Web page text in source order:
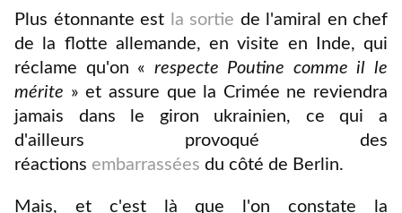
P lus étonnante est la sortie de l'amiral en chef
de la flotte allemande, en visite en Inde, qui
réclame qu'on « respecte Poutine comme il le
mérite » et assure que la Crimée ne reviendra
jamais dans le giron ukrainien, ce qui a
d'ailleurs provoqué des
réactions embarrassées du côté de Berlin.
Mais, et c'est là que l'on constate la